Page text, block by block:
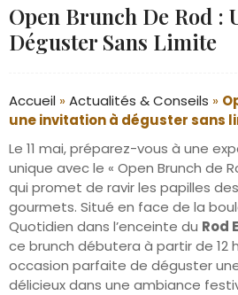
Open Brunch De Rod :
Déguster Sans Limite
Accueil » Actualités & Conseils »
une invitation à déguster sans
Le 11 mai, préparez-vous à une
unique avec le « Open Brunch de
qui promet de ravir les papilles
gourmets. Situé en face de la
Quotidien dans l’enceinte du Rod
ce brunch débutera à partir de 12
occasion parfaite de déguster
délicieux dans une ambiance